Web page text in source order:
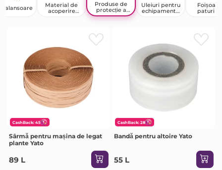
Balansoare
Material de
acoperire
Produse de
protecție a
plantelor
Uleiuri pentru
echipamente
paturi
CashBack: 45
Sârmă pentru mașina de legat
plante Yato
89 L
CashBack: 28
Bandă pentru altoire Yato
55 L